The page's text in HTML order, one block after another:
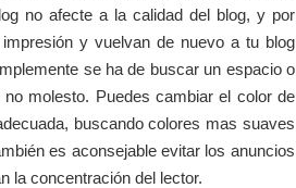
no afecte a la calidad del blog, y por
y vuelvan de nuevo a tu blog
se ha de buscar un espacio o
molesto. Puedes cambiar el color de
buscando colores mas suaves
es aconsejable evitar los anuncios
la concentración del lector.